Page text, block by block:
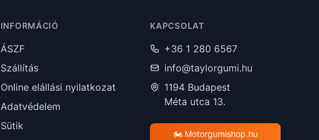
INFORMÁCIÓ
ÁSZF
Szállítás
Online elállási nyilatkozat
Adatvédelem
Sütik
KAPCSOLAT
+36 1 280 6567
info@taylorgumi.hu
1194 Budapest
Méta utca 13.
🏍️ Motorgumishop.hu